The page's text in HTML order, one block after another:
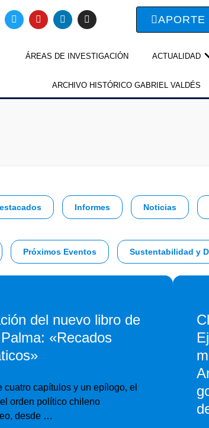
APORTE
ÁREAS DE INVESTIGACIÓN ACTUALIDAD
ARCHIVO HISTÓRICO GABRIEL VALDÉS
Informes Noticias
Próximos Eventos Sustentabilidad y
del nuevo libro de
«Recados
cuatro capítulos y un epílogo, el
orden político chileno
desde …